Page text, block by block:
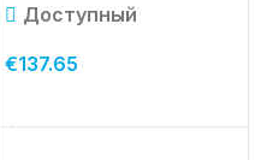
Доступный
€137.65